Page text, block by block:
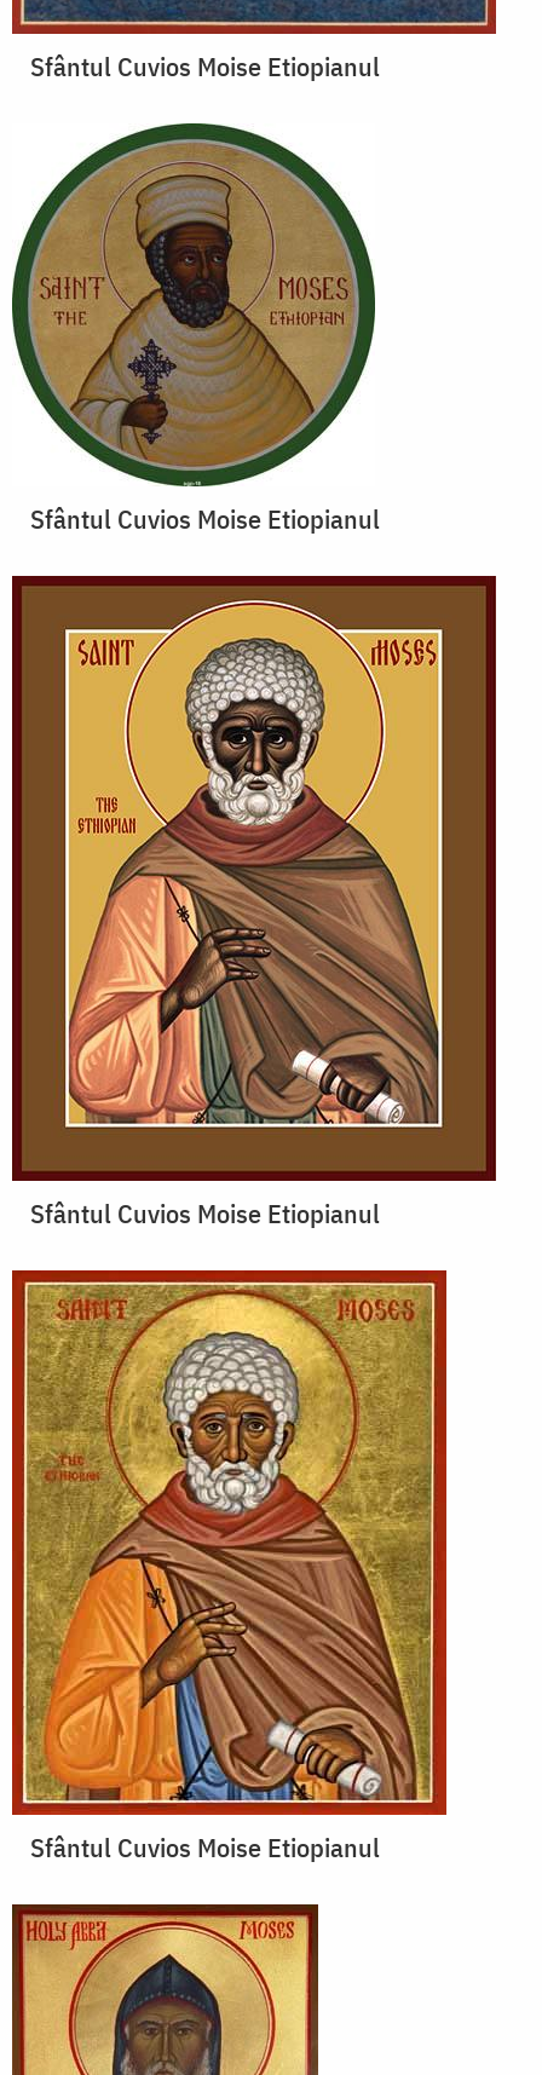
Sfântul Cuvios Moise Etiopianul
Sfântul Cuvios Moise Etiopianul
Sfântul Cuvios Moise Etiopianul
Sfântul Cuvios Moise Etiopianul